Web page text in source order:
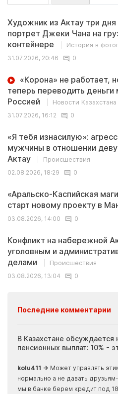
Художник из Актау три дня
портрет Джеки Чана на
контейнере
История в
31.07.2026, 20:46
0
«Корона» не работает,
теперь переводить
Россией
Новости Казахстана
31.07.2026, 16:12
0
«Я тебя изнасилую»:
мужчины в отношении
Актау
Происшествия
02.08.2026, 18:29
0
«Аральско-Каспийская
старт новому проекту в
03.08.2026, 14:00
0
Конфликт на набережной
уголовным и
делами
Происшествия
03.08.2026, 13:04
0
Последние комментарии
В Казахстане обсуждается
пенсионных выплат: 10% -
kolu411 → Может управлять
нормально а не давать
мы в банке берем кредит под